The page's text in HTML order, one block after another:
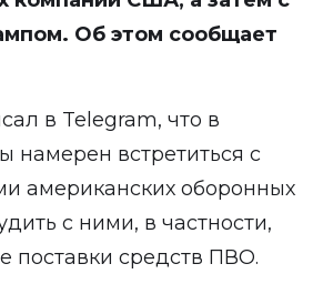
Об этом сообщает
в Telegram, что в
намерен встретиться с
американских оборонных
с ними, в частности,
поставки средств ПВО.